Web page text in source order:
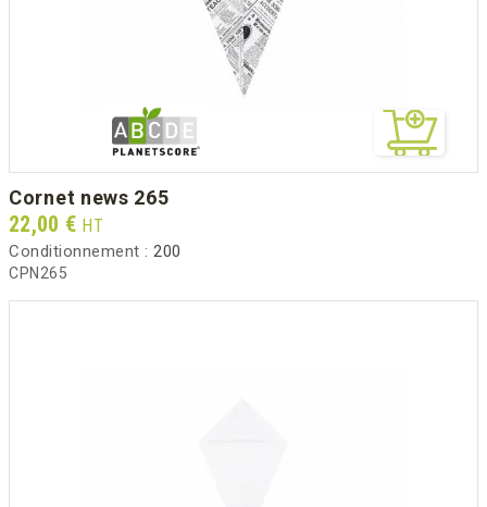
cornet news 265
Prix
22,00 € HT
Conditionnement : 200
CPN265